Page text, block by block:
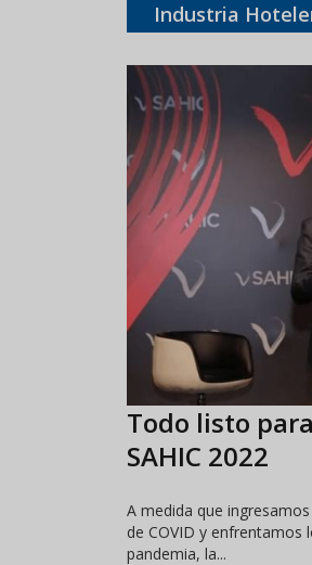
Industria
Todo listo
SAHIC 2022
A medida que
de COVID y enfrentamos
pandemia, la...